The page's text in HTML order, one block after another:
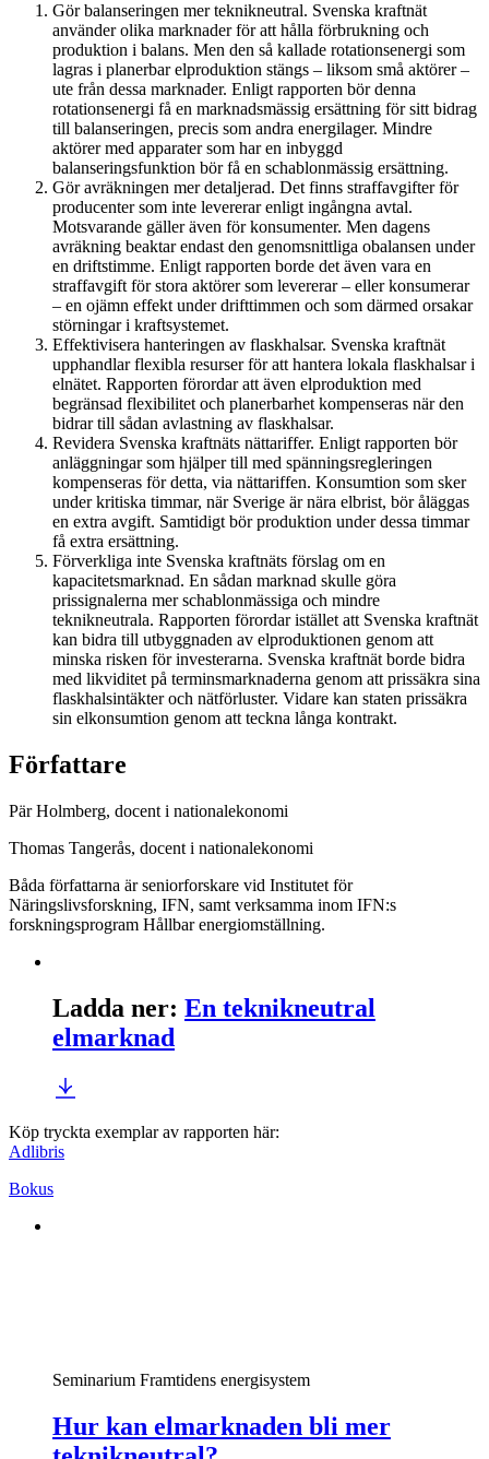
Gör balanseringen mer teknikneutral. Svenska kraftnät
använder olika marknader för att hålla förbrukning och
produktion i balans. Men den så kallade rotationsenergi som
lagras i planerbar elproduktion stängs – liksom små aktörer –
ute från dessa marknader. Enligt rapporten bör denna
rotationsenergi få en marknadsmässig ersättning för sitt bidrag
till balanseringen, precis som andra energilager. Mindre
aktörer med apparater som har en inbyggd
balanseringsfunktion bör få en schablonmässig ersättning.
Gör avräkningen mer detaljerad. Det finns straffavgifter för
producenter som inte levererar enligt ingångna avtal.
Motsvarande gäller även för konsumenter. Men dagens
avräkning beaktar endast den genomsnittliga obalansen under
en driftstimme. Enligt rapporten borde det även vara en
straffavgift för stora aktörer som levererar – eller konsumerar
– en ojämn effekt under drifttimmen och som därmed orsakar
störningar i kraftsystemet.
Effektivisera hanteringen av flaskhalsar. Svenska kraftnät
upphandlar flexibla resurser för att hantera lokala flaskhalsar i
elnätet. Rapporten förordar att även elproduktion med
begränsad flexibilitet och planerbarhet kompenseras när den
bidrar till sådan avlastning av flaskhalsar.
Revidera Svenska kraftnäts nättariffer. Enligt rapporten bör
anläggningar som hjälper till med spänningsregleringen
kompenseras för detta, via nättariffen. Konsumtion som sker
under kritiska timmar, när Sverige är nära elbrist, bör åläggas
en extra avgift. Samtidigt bör produktion under dessa timmar
få extra ersättning.
Förverkliga inte Svenska kraftnäts förslag om en
kapacitetsmarknad. En sådan marknad skulle göra
prissignalerna mer schablonmässiga och mindre
teknikneutrala. Rapporten förordar istället att Svenska kraftnät
kan bidra till utbyggnaden av elproduktionen genom att
minska risken för investerarna. Svenska kraftnät borde bidra
med likviditet på terminsmarknaderna genom att prissäkra sina
flaskhalsintäkter och nätförluster. Vidare kan staten prissäkra
sin elkonsumtion genom att teckna långa kontrakt.
Författare
Pär Holmberg, docent i nationalekonomi
Thomas Tangerås, docent i nationalekonomi
Båda författarna är seniorforskare vid Institutet för
Näringslivsforskning, IFN, samt verksamma inom IFN:s
forskningsprogram Hållbar energiomställning.
Ladda ner: En teknikneutral
elmarknad
Köp tryckta exemplar av rapporten här:
Adlibris
Bokus
Seminarium Framtidens energisystem
Hur kan elmarknaden bli mer